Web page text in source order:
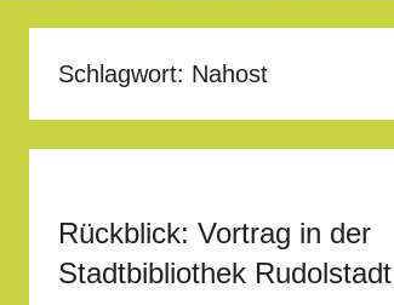
Schlagwort: Nahost
Rückblick: Vortrag in der
Stadtbibliothek Rudolstadt